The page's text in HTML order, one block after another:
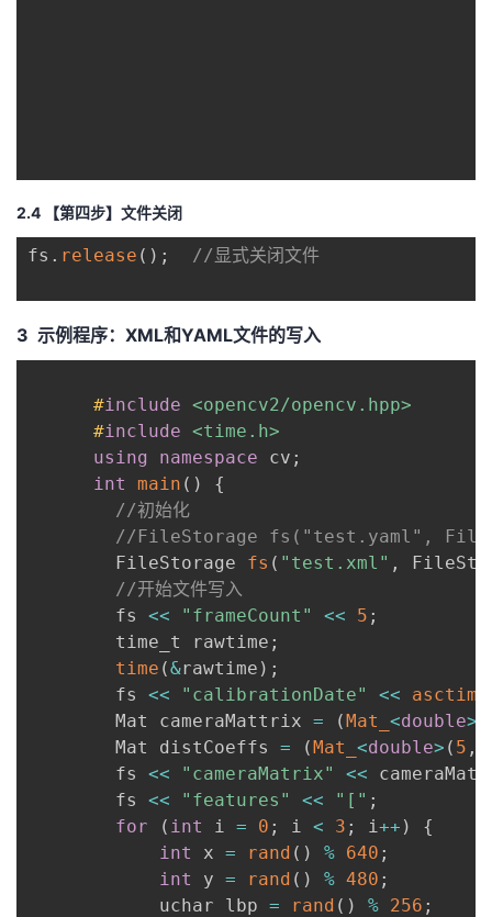
2.4 【第四步】文件关闭
fs . release ( ) ; //显式关闭文件
3 示例程序：XML和YAML文件的写入
#include <opencv2/opencv.hpp>
#include <time.h>
using
namespace cv ;
int
main ( )
{
//初始化
//FileStorage fs("test.yaml",
     	FileStorage
fs ( "test.xml" ,
//开始文件写入
      	fs
<< "frameCount" << 5 ;
     	time_t rawtime
;
time (&rawtime ) ;
      	fs
<< "calibrationDate" << asctime
      	Mat cameraMattrix
= (Mat_ <double>
      	Mat distCoeffs
= (Mat_ <double> ( 5 ,
      	fs
<< "cameraMatrix" <<
      	fs
<< "features" << "[" ;
for
( int i = 0 ; i < 3 ; i++ )
{
int
x = rand ( ) % 640 ;
int
y = rand ( ) % 480 ;
      		uchar lbp
= rand ( ) % 256 ;